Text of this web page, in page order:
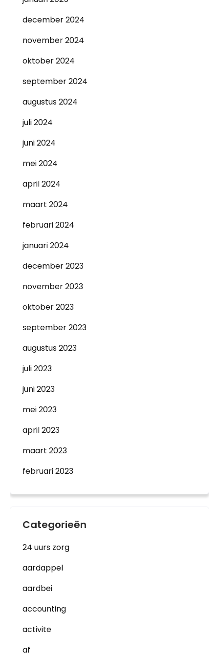
december 2024
november 2024
oktober 2024
september 2024
augustus 2024
juli 2024
juni 2024
mei 2024
april 2024
maart 2024
februari 2024
januari 2024
december 2023
november 2023
oktober 2023
september 2023
augustus 2023
juli 2023
juni 2023
mei 2023
april 2023
maart 2023
februari 2023
Categorieën
24 uurs zorg
aardappel
aardbei
accounting
activite
af